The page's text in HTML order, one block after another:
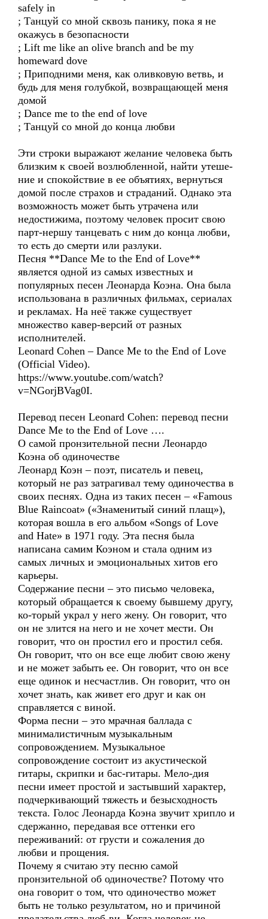
safely in
; Танцуй со мной сквозь панику, пока я не
окажусь в безопасности
; Lift me like an olive branch and be my
homeward dove
; Приподними меня, как оливковую ветвь, и
будь для меня голубкой, возвращающей меня
домой
; Dance me to the end of love
; Танцуй со мной до конца любви
Эти строки выражают желание человека быть
близким к своей возлюбленной, найти утеше-
ние и спокойствие в ее объятиях, вернуться
домой после страхов и страданий. Однако эта
возможность может быть утрачена или
недостижима, поэтому человек просит свою
парт-нершу танцевать с ним до конца любви,
то есть до смерти или разлуки.
Песня **Dance Me to the End of Love**
является одной из самых известных и
популярных песен Леонарда Коэна. Она была
использована в различных фильмах, сериалах
и рекламах. На неё также существует
множество кавер-версий от разных
исполнителей.
Leonard Cohen – Dance Me to the End of Love
(Official Video).
https://www.youtube.com/watch?
v=NGorjBVag0I.
Перевод песен Leonard Cohen: перевод песни
Dance Me to the End of Love ….
О самой пронзительной песни Леонардо
Коэна об одиночестве
Леонард Коэн – поэт, писатель и певец,
который не раз затрагивал тему одиночества в
своих песнях. Одна из таких песен – «Famous
Blue Raincoat» («Знаменитый синий плащ»),
которая вошла в его альбом «Songs of Love
and Hate» в 1971 году. Эта песня была
написана самим Коэном и стала одним из
самых личных и эмоциональных хитов его
карьеры.
Содержание песни – это письмо человека,
который обращается к своему бывшему другу,
ко-торый украл у него жену. Он говорит, что
он не злится на него и не хочет мести. Он
говорит, что он простил его и простил себя.
Он говорит, что он все еще любит свою жену
и не может забыть ее. Он говорит, что он все
еще одинок и несчастлив. Он говорит, что он
хочет знать, как живет его друг и как он
справляется с виной.
Форма песни – это мрачная баллада с
минималистичным музыкальным
сопровождением. Музыкальное
сопровождение состоит из акустической
гитары, скрипки и бас-гитары. Мело-дия
песни имеет простой и застывший характер,
подчеркивающий тяжесть и безысходность
текста. Голос Леонарда Коэна звучит хрипло и
сдержанно, передавая все оттенки его
переживаний: от грусти и сожаления до
любви и прощения.
Почему я считаю эту песню самой
пронзительной об одиночестве? Потому что
она говорит о том, что одиночество может
быть не только результатом, но и причиной